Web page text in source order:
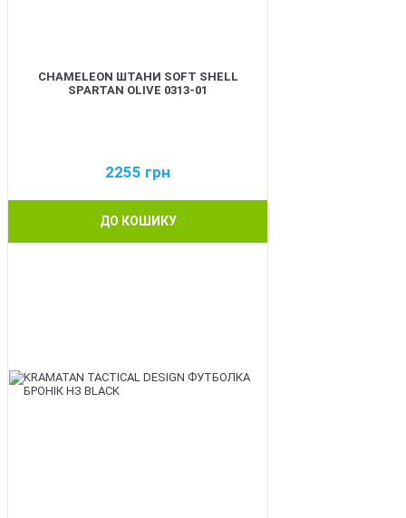
CHAMELEON ШТАНИ SOFT SHELL
SPARTAN OLIVE 0313-01
2255 грн
ДО КОШИКУ